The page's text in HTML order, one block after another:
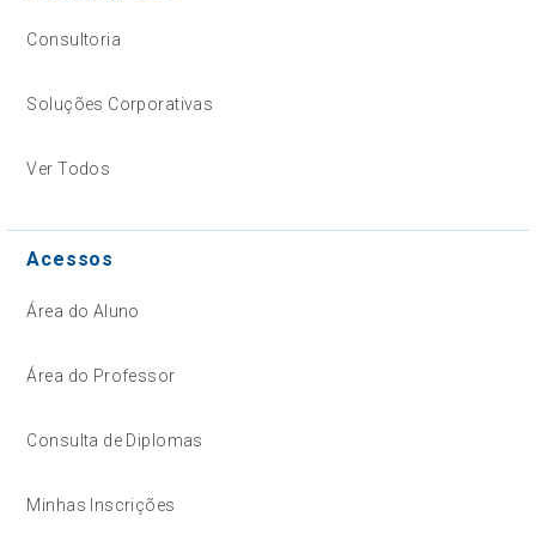
Consultoria
Soluções Corporativas
Ver Todos
Acessos
Área do Aluno
Área do Professor
Consulta de Diplomas
Minhas Inscrições